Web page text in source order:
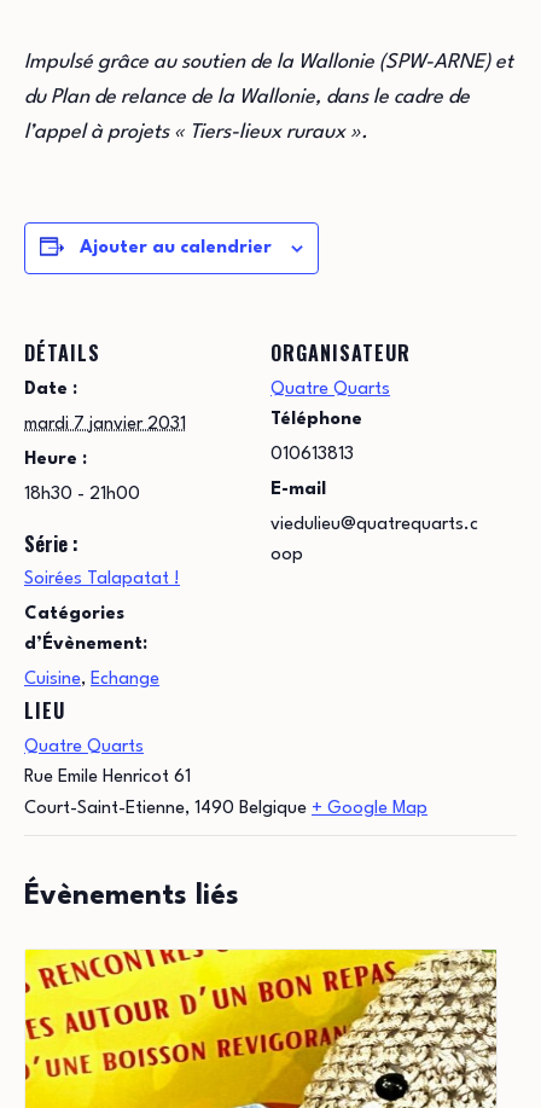
Impulsé grâce au soutien de la Wallonie (SPW-ARNE) et
du Plan de relance de la Wallonie, dans le cadre de
l’appel à projets « Tiers-lieux ruraux ».
Ajouter au calendrier
DÉTAILS
Date :
mardi 7 janvier 2031
Heure :
18h30 - 21h00
Série :
Soirées Talapatat !
Catégories
d’Évènement:
Cuisine, Echange
LIEU
Quatre Quarts
Rue Emile Henricot 61
Court-Saint-Etienne, 1490 Belgique + Google Map
ORGANISATEUR
Quatre Quarts
Téléphone
010613813
E-mail
viedulieu@quatrequarts.c
oop
Évènements liés